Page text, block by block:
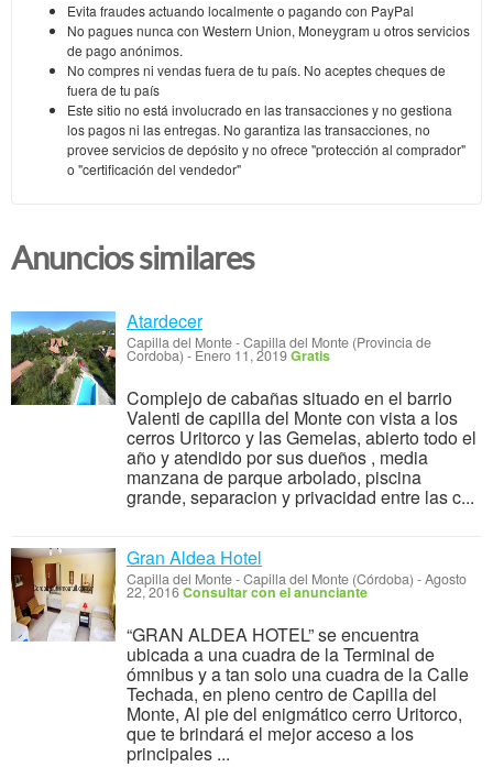
Evita fraudes actuando localmente o pagando con PayPal
No pagues nunca con Western Union, Moneygram u otros servicios
de pago anónimos.
No compres ni vendas fuera de tu país. No aceptes cheques de
fuera de tu país
Este sitio no está involucrado en las transacciones y no gestiona
los pagos ni las entregas. No garantiza las transacciones, no
provee servicios de depósito y no ofrece "protección al comprador"
o "certificación del vendedor"
Anuncios similares
Atardecer
Capilla del Monte-Capilla del Monte (Provincia de
Cordoba) - Enero 11, 2019Gratis
Complejo de cabañas situado en el barrio
Valenti de capilla del Monte con vista a los
cerros Uritorco y las Gemelas, abierto todo el
año y atendido por sus dueños , media
manzana de parque arbolado, piscina
grande, separacion y privacidad entre las c...
Gran Aldea Hotel
Capilla del Monte-Capilla del Monte (Córdoba) -Agosto
22, 2016Consultar con el anunciante
“GRAN ALDEA HOTEL” se encuentra
ubicada a una cuadra de la Terminal de
ómnibus y a tan solo una cuadra de la Calle
Techada, en pleno centro de Capilla del
Monte, Al pie del enigmático cerro Uritorco,
que te brindará el mejor acceso a los
principales ...